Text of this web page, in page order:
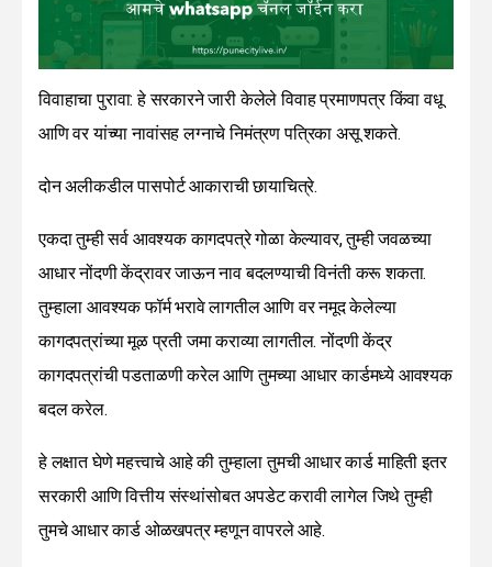
विवाहाचा पुरावा: हे सरकारने जारी केलेले विवाह प्रमाणपत्र किंवा वधू
आणि वर यांच्या नावांसह लग्नाचे निमंत्रण पत्रिका असू शकते.
दोन अलीकडील पासपोर्ट आकाराची छायाचित्रे.
एकदा तुम्ही सर्व आवश्यक कागदपत्रे गोळा केल्यावर, तुम्ही जवळच्या
आधार नोंदणी केंद्रावर जाऊन नाव बदलण्याची विनंती करू शकता.
तुम्हाला आवश्यक फॉर्म भरावे लागतील आणि वर नमूद केलेल्या
कागदपत्रांच्या मूळ प्रती जमा कराव्या लागतील. नोंदणी केंद्र
कागदपत्रांची पडताळणी करेल आणि तुमच्या आधार कार्डमध्ये आवश्यक
बदल करेल.
हे लक्षात घेणे महत्त्वाचे आहे की तुम्हाला तुमची आधार कार्ड माहिती इतर
सरकारी आणि वित्तीय संस्थांसोबत अपडेट करावी लागेल जिथे तुम्ही
तुमचे आधार कार्ड ओळखपत्र म्हणून वापरले आहे.